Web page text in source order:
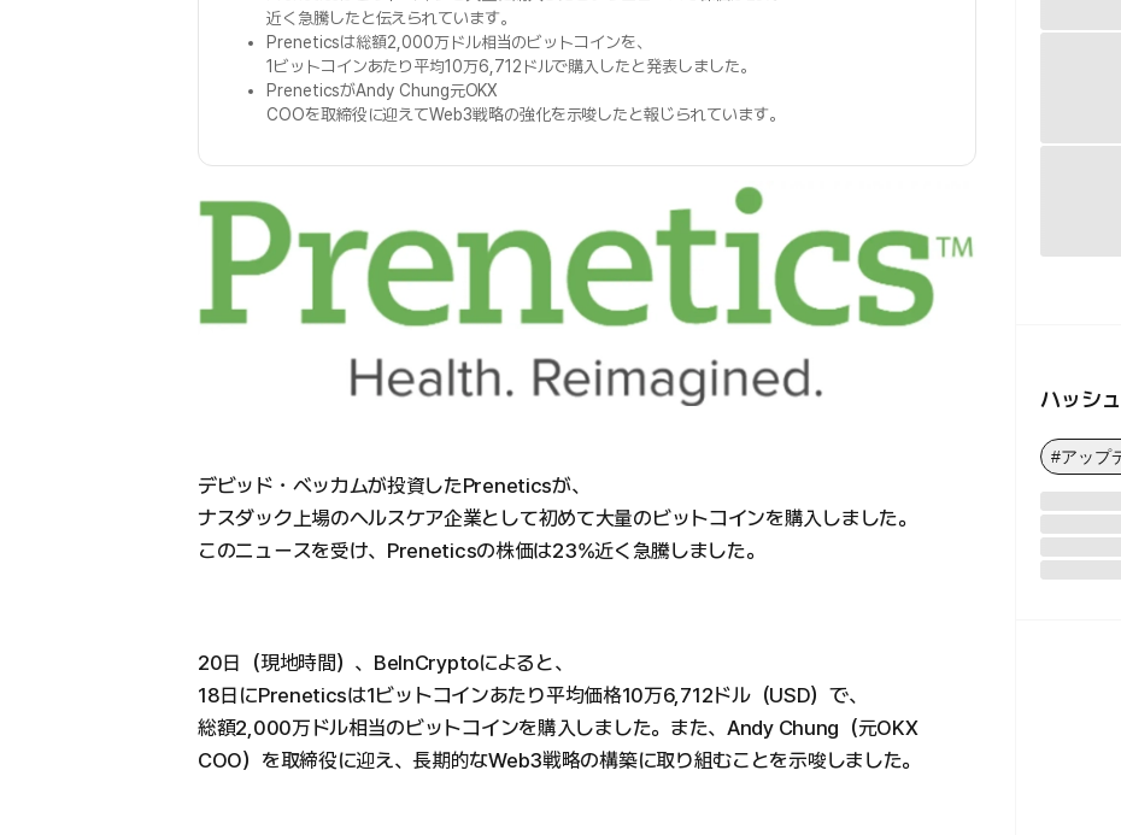
近く急騰したと伝えられています。
Preneticsは総額2,000万ドル相当のビットコインを、
1ビットコインあたり平均10万6,712ドルで購入したと発表しました。
PreneticsがAndy Chung元OKX
COOを取締役に迎えてWeb3戦略の強化を示唆したと報じられています。
デビッド・ベッカムが投資したPreneticsが、
ナスダック上場のヘルスケア企業として初めて大量のビットコインを購入しました。
このニュースを受け、Preneticsの株価は23%近く急騰しました。
20日（現地時間）、BeInCryptoによると、
18日にPreneticsは1ビットコインあたり平均価格10万6,712ドル（USD）で、
総額2,000万ドル相当のビットコインを購入しました。また、Andy Chung（元OKX
COO）を取締役に迎え、長期的なWeb3戦略の構築に取り組むことを示唆しました。
ハッシ
#アップ